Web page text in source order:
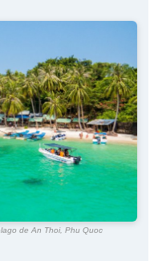
de An Thoi, Phu Quoc